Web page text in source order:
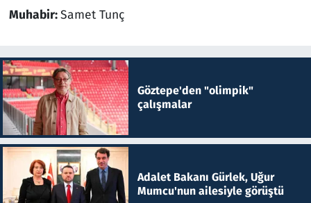
Muhabir:Samet Tunç
Göztepe'den "olimpik"
çalışmalar
Adalet Bakanı Gürlek, Uğur
Mumcu'nun ailesiyle görüştü